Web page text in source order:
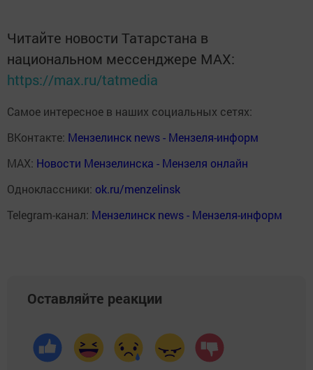
Читайте новости Татарстана в
национальном мессенджере MАХ:
https://max.ru/tatmedia
Самое интересное в наших социальных сетях:
ВКонтакте: Мензелинск news - Мензеля-информ
MAX: Новости Мензелинска - Мензеля онлайн
Одноклассники: ok.ru/menzelinsk
Telegram-канал: Мензелинск news - Мензеля-информ
Оставляйте реакции